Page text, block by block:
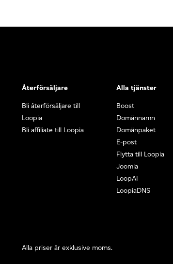
Återförsäljare
Bli återförsäljare till
Loopia
Bli affiliate till Loopia
Alla tjänster
Boost
Domännamn
Domänpaket
E-post
Flytta till Loopia
Joomla
LoopAI
LoopiaDNS
Alla priser är exklusive moms.